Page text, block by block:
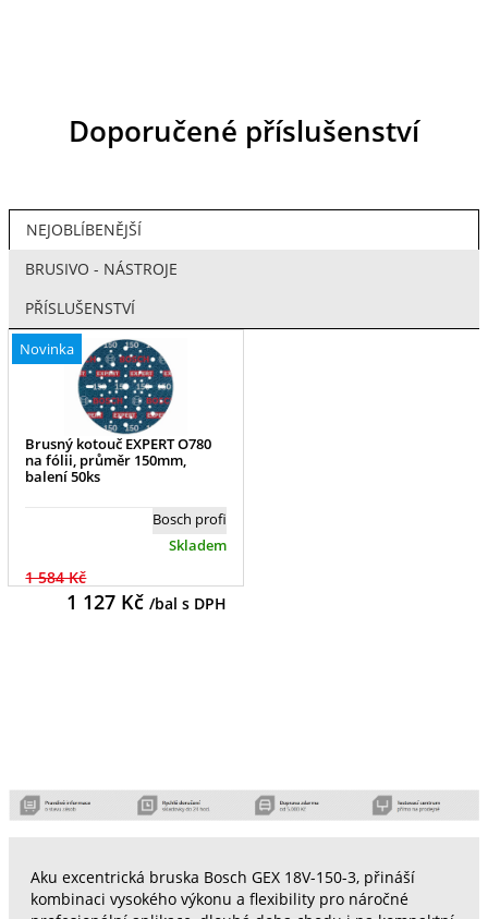
Doporučené příslušenství
NEJOBLÍBENĚJŠÍ
BRUSIVO - NÁSTROJE
PŘÍSLUŠENSTVÍ
Novinka
Brusný kotouč EXPERT O780
na fólii, průměr 150mm,
balení 50ks
Bosch profi
Skladem
1 584 Kč
1 127Kč /bal s DPH
Aku excentrická bruska Bosch GEX 18V-150-3, přináší
kombinaci vysokého výkonu a flexibility pro náročné